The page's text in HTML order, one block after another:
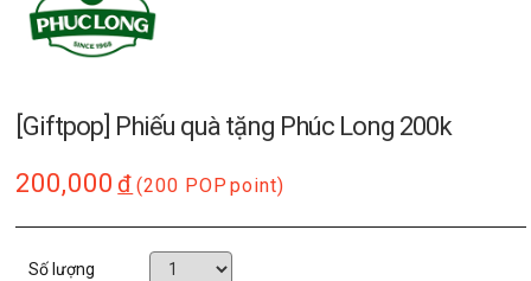
[Giftpop] Phiếu quà tặng Phúc Long 200k
200,000 đ (200 POP point)
Số lượng